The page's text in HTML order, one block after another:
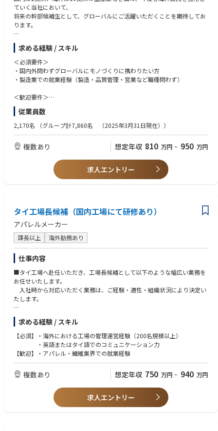
ていく当社において、
将来の幹部候補生として、グローバルにご活躍いただくことを期待してお
ります。
【業務内容】
お客様（メーカー）より依頼を受けた製品（主に電子基板の実装や組立）
の製造に関わる業務全般をお任せいたします。
●基板実装（基板への電子部品のはんだ付け）における組立・加工
●取引先メーカーへの対応（品質・生産調整 等）
【取り扱う製品（例）】
・車載関連製品・家電（カメラ、オーディオ、エアコン、洗濯機 等）・医
療機器・宇宙関連 等
【入社後のキャリアパス】
行った後に海外工場へ配属。
また、語学についてはオンラインでの学習ツールにてキャッチアップいた
各海外工場には日本人も常駐しており、OJT研修にて丁寧に教育いたしま
す。
入社後は他海外工場での赴任も可能、国内帰任後は高松もしくは松山工場
で製造管理としてご活躍いただくことも可能です。
将来的には、国内外問わず工場全体のマネジメントができる人材を目指し
ていただきます。
【魅力】
●日本のモノづくりを支えることができる
製造業において、EMSの存在価値は年々高まっており、今後も拡大が見込
まれている成長市場です。
弊社においても、海外EMS事業は重要戦略に置かれており、モノづくりの
最前線でご活躍いただきます。
●ローカルと一緒に仕事をすることができる
日本では経験できないようなローカルな環境で、現地スタッフとモノづく
りに関わるやりがいを感じることができます。
●若いうちから海外で挑戦できる
若いうちから海外工場で就業することができ、将来的には経営を担うこと
【キャリアパス】
国内工場・海外工場にて基板実装の知識・経験を積んでいただき、まずは
求める経験 / スキル
＜必須要件＞
・国内外問わずグローバルにモノづくりに携わりたい方
・製造業での就業経験（製造・品質管理・営業など職種問わず）
＜歓迎要件＞
・英語（日常会話レベル）
・電気・電子部品の知識をお持ちの方
・海外留学や海外出張、海外勤務のご経験をお持ちの方
＜求める人物像＞
・社内の様＜な事象に対して対応を行っていくため、フットワーク軽く、
自ら考え柔軟に行動できる方
・赴任先のルールや文化を理解して適応、順応していく力を持っている方
従業員数
2,170名 （グループ計7,860名 （2025年3月31日現在））
複数あり 想定年収 810 万円 ~ 950 万円
求人エントリー
タイ工場長候補（国内工場にて研修あり）
アパレルメーカー
課長以上 海外勤務あり
仕事内容
■タイ工場へ赴任いただき、工場長候補として以下のような幅広い業務を
お任せいたします。
入社時から対応いただく業務は、ご経験・適性・組織状況により決定い
たします。
・製造管理
・生産管理、工程管理、納期管理
・品質管理
・製造設備管理、保守改善
・製造スタッフの労務管理、安全衛生
・バンコク営業拠点や日本法人との連携
・仕入先対応、顧客対応 等
求める経験 / スキル
【必須】・海外における工場の管理運営経験（200名規模以上）
・英語またはタイ語でのコミュニケーション力
【歓迎】・アパレル・繊維業界での就業経験
複数あり 想定年収 750 万円 ~ 940 万円
求人エントリー